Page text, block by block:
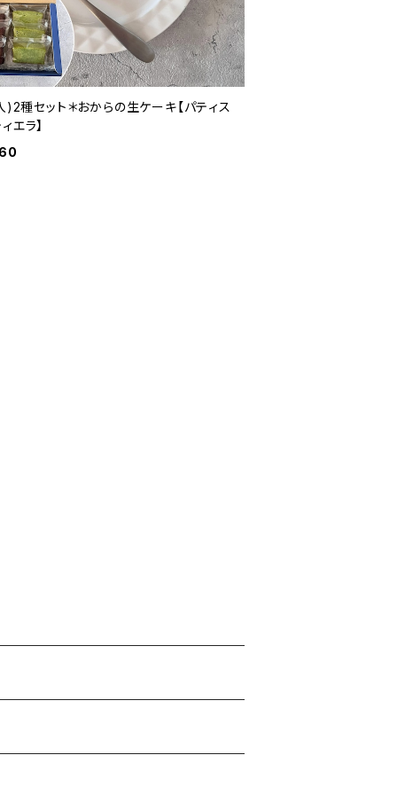
種セット＊おからの生ケーキ【パティス
エラ】